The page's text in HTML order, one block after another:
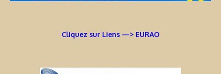
Cliquez sur Liens —> EURAO